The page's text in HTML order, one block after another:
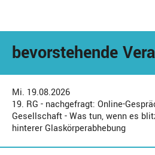
bevorstehende
Mi. 19.08.2026
19. RG - nachgefragt: Online-
Gesellschaft - Was tun, wenn es
hinterer Glaskörperabhebung